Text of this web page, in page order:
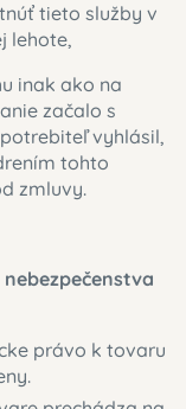
tieto služby v
lehote,
inak ako na
začalo s
vyhlásil,
tohto
zmluvy.
právo k tovaru